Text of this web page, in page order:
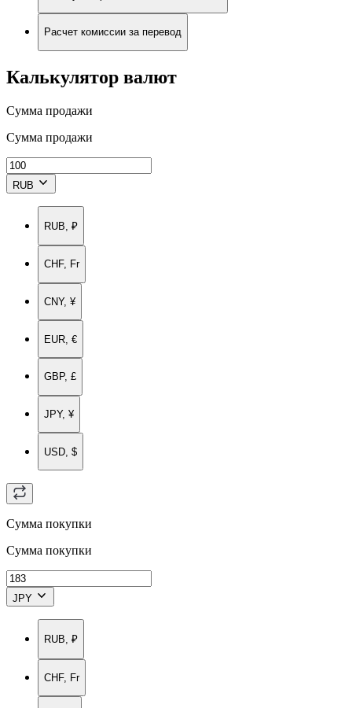
Расчет комиссии за перевод
Калькулятор валют
Сумма продажи
Сумма продажи
RUB
RUB, ₽
CHF, Fr
CNY, ¥
EUR, €
GBP, £
JPY, ¥
USD, $
Сумма покупки
Сумма покупки
JPY
RUB, ₽
CHF, Fr